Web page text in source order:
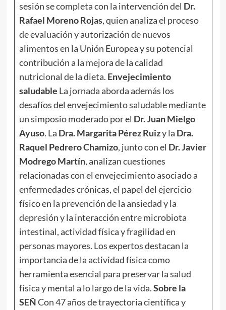
sesión se completa con la intervención del Dr.
Rafael Moreno Rojas, quien analiza el proceso
de evaluación y autorización de nuevos
alimentos en la Unión Europea y su potencial
contribución a la mejora de la calidad
nutricional de la dieta. Envejecimiento
saludable La jornada aborda además los
desafíos del envejecimiento saludable mediante
un simposio moderado por el Dr. Juan Mielgo
Ayuso. La Dra. Margarita Pérez Ruizy la Dra.
Raquel Pedrero Chamizo, junto con el Dr. Javier
Modrego Martín, analizan cuestiones
relacionadas con el envejecimiento asociado a
enfermedades crónicas, el papel del ejercicio
físico en la prevención de la ansiedad y la
depresión y la interacción entre microbiota
intestinal, actividad física y fragilidad en
personas mayores. Los expertos destacan la
importancia de la actividad física como
herramienta esencial para preservar la salud
física y mental a lo largo de la vida.Sobre la
SEÑCon 47 años de trayectoria científica y